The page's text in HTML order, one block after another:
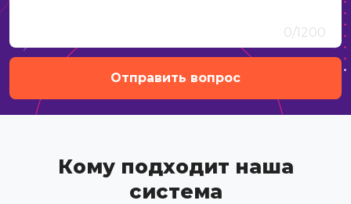
0/1200
Кому подходит наша
система